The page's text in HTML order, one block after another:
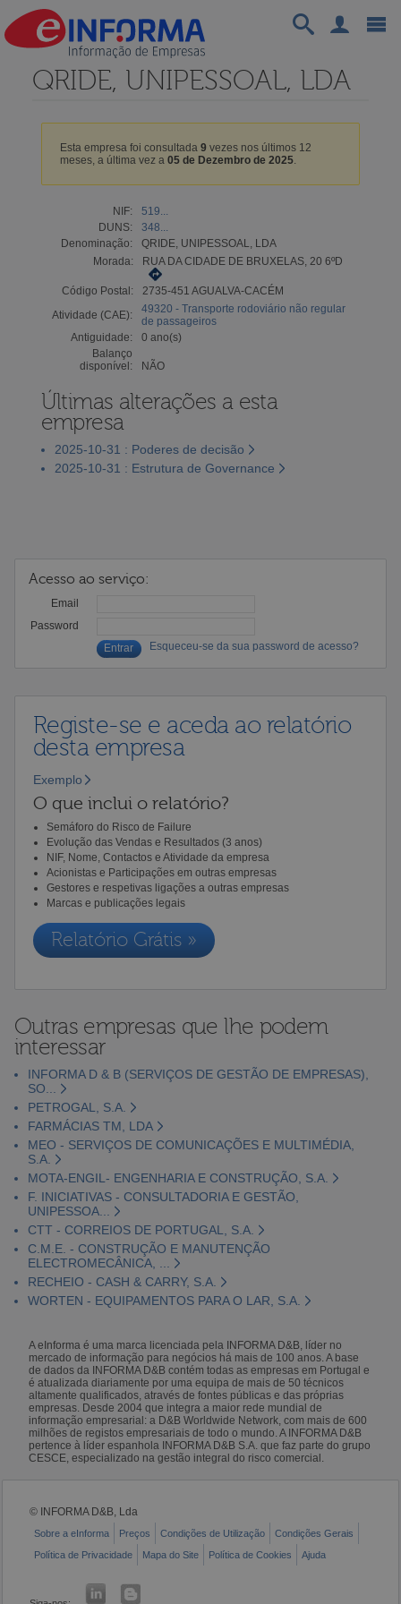
QRIDE, UNIPESSOAL, LDA
Esta empresa foi consultada 9 vezes nos últimos 12
meses, a última vez a 05 de Dezembro de 2025.
NIF:
519...
DUNS:
348...
Denominação:
QRIDE, UNIPESSOAL, LDA
Morada:
RUA DA CIDADE DE BRUXELAS, 20 6ºD
Código Postal:
2735-451 AGUALVA-CACÉM
Atividade (CAE):
49320 - Transporte rodoviário não regular
de passageiros
Antiguidade:
0 ano(s)
Balanço
disponível:
NÃO
Últimas alterações a esta
empresa
2025-10-31 : Poderes de decisão
2025-10-31 : Estrutura de Governance
Acesso ao serviço:
Email
Password
Esqueceu-se da sua password de acesso?
Registe-se e aceda ao relatório
desta empresa
Exemplo
O que inclui o relatório?
Semáforo do Risco de Failure
Evolução das Vendas e Resultados (3 anos)
NIF, Nome, Contactos e Atividade da empresa
Acionistas e Participações em outras empresas
Gestores e respetivas ligações a outras empresas
Marcas e publicações legais
Relatório Grátis »
Outras empresas que lhe podem
interessar
INFORMA D & B (SERVIÇOS DE GESTÃO DE EMPRESAS),
SO...
PETROGAL, S.A.
FARMÁCIAS TM, LDA
MEO - SERVIÇOS DE COMUNICAÇÕES E MULTIMÉDIA,
S.A.
MOTA-ENGIL- ENGENHARIA E CONSTRUÇÃO, S.A.
F. INICIATIVAS - CONSULTADORIA E GESTÃO,
UNIPESSOA...
CTT - CORREIOS DE PORTUGAL, S.A.
C.M.E. - CONSTRUÇÃO E MANUTENÇÃO
ELECTROMECÂNICA, ...
RECHEIO - CASH & CARRY, S.A.
WORTEN - EQUIPAMENTOS PARA O LAR, S.A.
A eInforma é uma marca licenciada pela INFORMA D&B, líder no
mercado de informação para negócios há mais de 100 anos. A base
de dados da INFORMA D&B contém todas as empresas em Portugal e
é atualizada diariamente por uma equipa de mais de 50 técnicos
altamente qualificados, através de fontes públicas e das próprias
empresas. Desde 2004 que integra a maior rede mundial de
informação empresarial: a D&B Worldwide Network, com mais de 600
milhões de registos empresariais de todo o mundo. A INFORMA D&B
pertence à líder espanhola INFORMA D&B S.A. que faz parte do grupo
CESCE, especializado na gestão integral do risco comercial.
© INFORMA D&B, Lda
Sobre a eInforma Preços Condições de Utilização
Condições Gerais
Política de Privacidade
Mapa do Site Política de Cookies Ajuda